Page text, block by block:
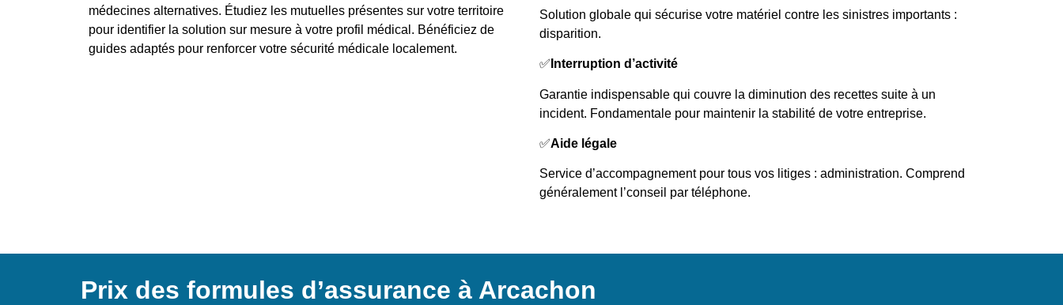
médecines alternatives. Étudiez les mutuelles présentes sur votre territoire
pour identifier la solution sur mesure à votre profil médical. Bénéficiez de
guides adaptés pour renforcer votre sécurité médicale localement.
Solution globale qui sécurise votre matériel contre les sinistres importants :
disparition.
✅ Interruption d’activité
Garantie indispensable qui couvre la diminution des recettes suite à un
incident. Fondamentale pour maintenir la stabilité de votre entreprise.
✅Aide légale
Service d’accompagnement pour tous vos litiges : administration. Comprend
généralement l’conseil par téléphone.
Prix des formules d’assurance à Arcachon